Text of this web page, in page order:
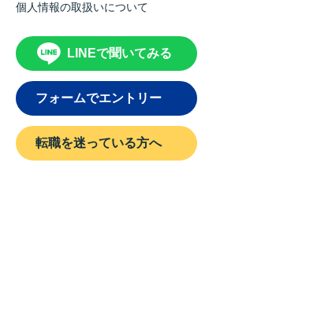
個人情報の取扱いについて
LINEで聞いてみる
フォームでエントリー
転職を迷っている方へ